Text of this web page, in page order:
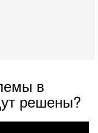
в
решены?